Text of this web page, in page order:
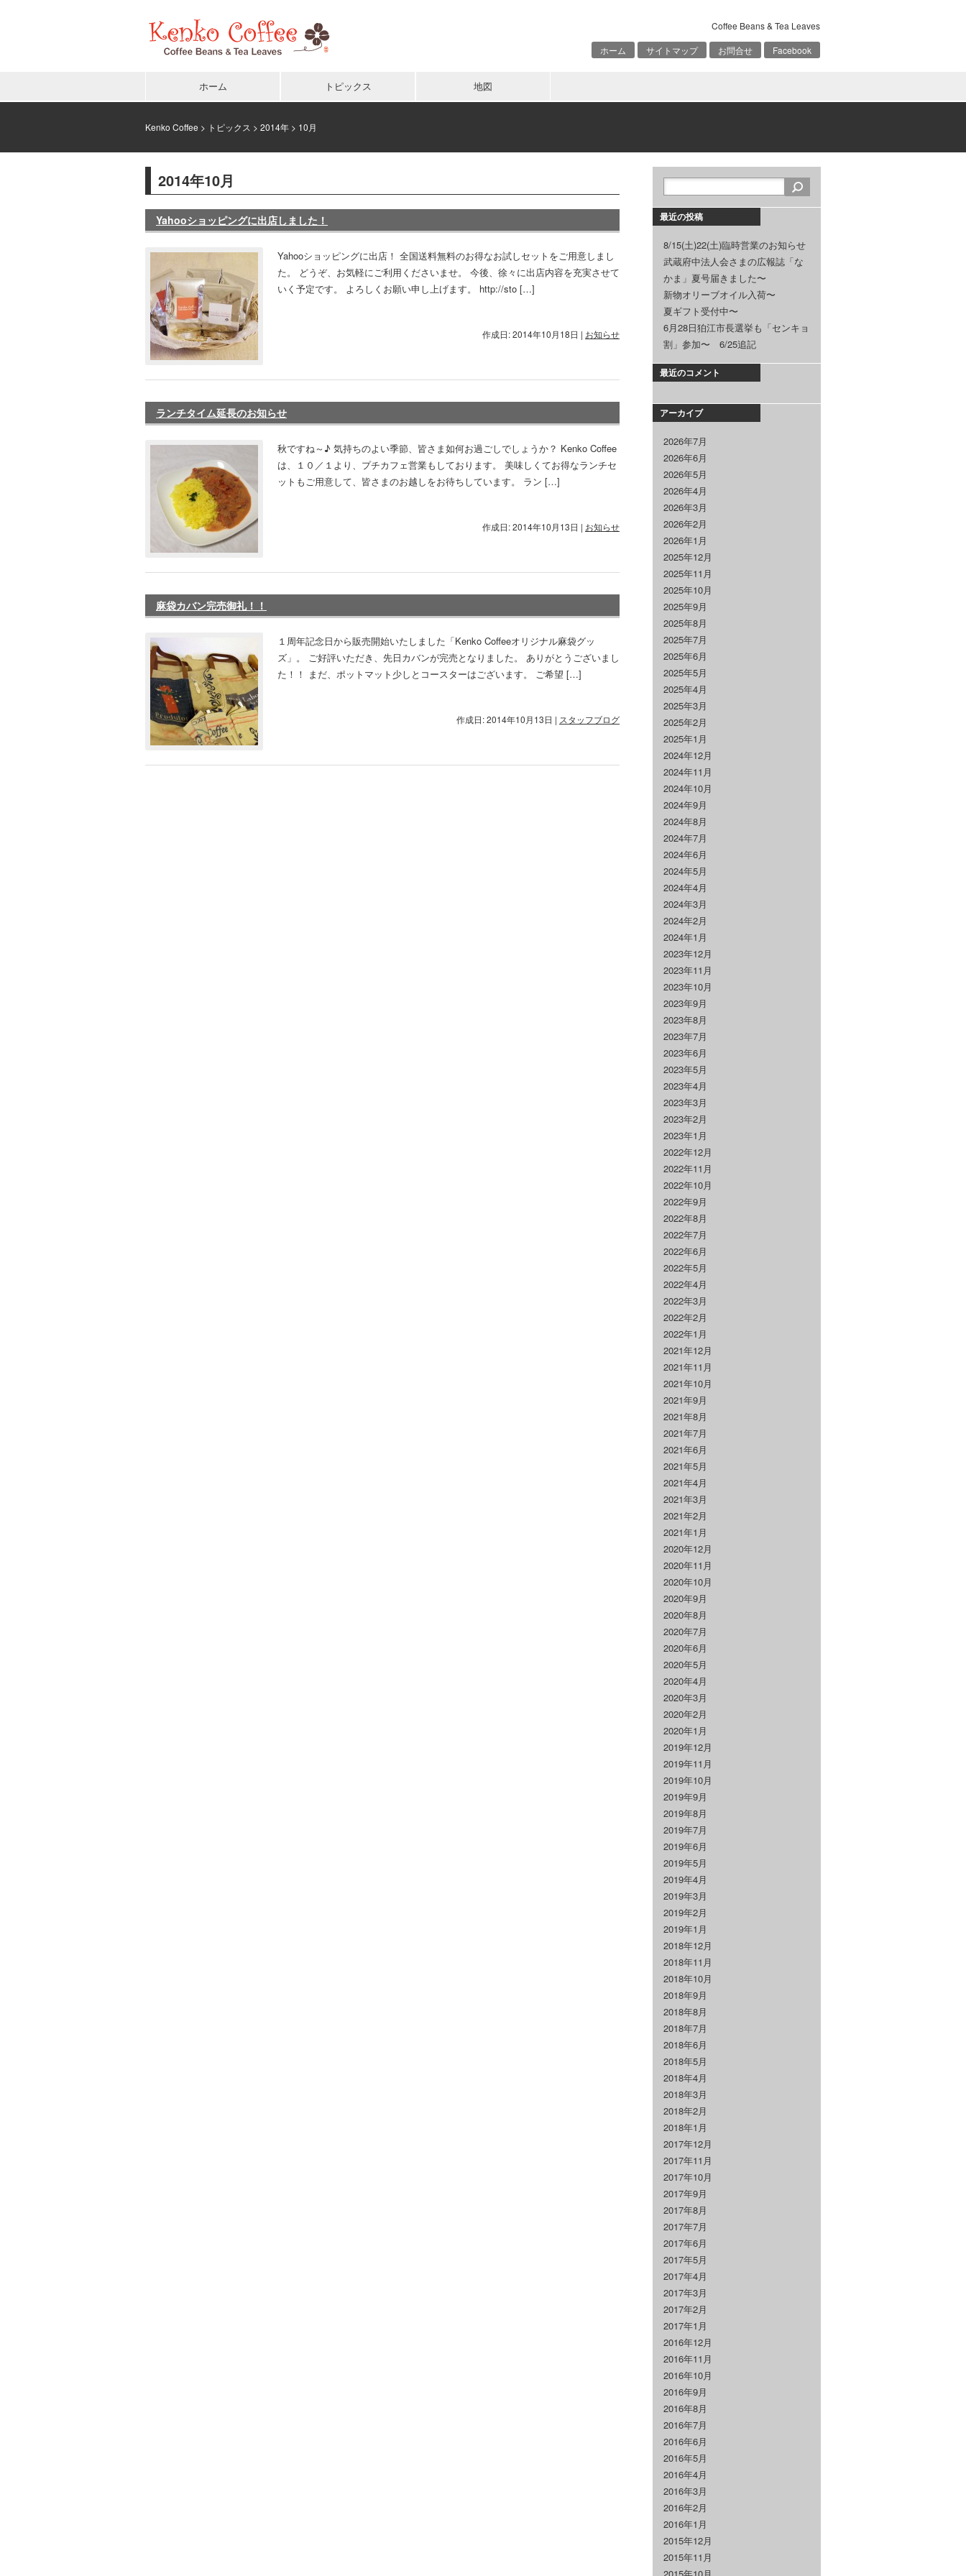
Coffee Beans & Tea Leaves
ホーム
サイトマップ お問合せ Facebook
ホーム トピックス 地図
Kenko Coffee > トピックス > 2014年 > 10月
2014年10月
Yahooショッピングに出店しました！
Yahooショッピングに出店！ 全国送料無料のお得なお試しセットをご用意しまし
た。 どうぞ、お気軽にご利用くださいませ。 今後、徐々に出店内容を充実させて
いく予定です。 よろしくお願い申し上げます。 http://sto […]
作成日: 2014年10月18日 | お知らせ
ランチタイム延長のお知らせ
秋ですね～♪ 気持ちのよい季節、皆さま如何お過ごしでしょうか？ Kenko Coffee
は、１０／１より、プチカフェ営業もしております。 美味しくてお得なランチセ
ットもご用意して、皆さまのお越しをお待ちしています。 ラン […]
作成日: 2014年10月13日 | お知らせ
麻袋カバン完売御礼！！
１周年記念日から販売開始いたしました「Kenko Coffeeオリジナル麻袋グッ
ズ」。 ご好評いただき、先日カバンが完売となりました。 ありがとうございまし
た！！ まだ、ポットマット少しとコースターはございます。 ご希望 […]
作成日: 2014年10月13日 | スタッフブログ
最近の投稿
8/15(土)22(土)臨時営業のお知らせ
武蔵府中法人会さまの広報誌「な
かま」夏号届きました〜
新物オリーブオイル入荷〜
夏ギフト受付中〜
6月28日狛江市長選挙も「センキョ
割」参加〜 6/25追記
最近のコメント
アーカイブ
2026年7月
2026年6月
2026年5月
2026年4月
2026年3月
2026年2月
2026年1月
2025年12月
2025年11月
2025年10月
2025年9月
2025年8月
2025年7月
2025年6月
2025年5月
2025年4月
2025年3月
2025年2月
2025年1月
2024年12月
2024年11月
2024年10月
2024年9月
2024年8月
2024年7月
2024年6月
2024年5月
2024年4月
2024年3月
2024年2月
2024年1月
2023年12月
2023年11月
2023年10月
2023年9月
2023年8月
2023年7月
2023年6月
2023年5月
2023年4月
2023年3月
2023年2月
2023年1月
2022年12月
2022年11月
2022年10月
2022年9月
2022年8月
2022年7月
2022年6月
2022年5月
2022年4月
2022年3月
2022年2月
2022年1月
2021年12月
2021年11月
2021年10月
2021年9月
2021年8月
2021年7月
2021年6月
2021年5月
2021年4月
2021年3月
2021年2月
2021年1月
2020年12月
2020年11月
2020年10月
2020年9月
2020年8月
2020年7月
2020年6月
2020年5月
2020年4月
2020年3月
2020年2月
2020年1月
2019年12月
2019年11月
2019年10月
2019年9月
2019年8月
2019年7月
2019年6月
2019年5月
2019年4月
2019年3月
2019年2月
2019年1月
2018年12月
2018年11月
2018年10月
2018年9月
2018年8月
2018年7月
2018年6月
2018年5月
2018年4月
2018年3月
2018年2月
2018年1月
2017年12月
2017年11月
2017年10月
2017年9月
2017年8月
2017年7月
2017年6月
2017年5月
2017年4月
2017年3月
2017年2月
2017年1月
2016年12月
2016年11月
2016年10月
2016年9月
2016年8月
2016年7月
2016年6月
2016年5月
2016年4月
2016年3月
2016年2月
2016年1月
2015年12月
2015年11月